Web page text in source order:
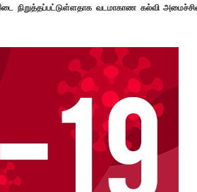
நிறுத்தப்பட்டுள்ளதாக வடமாகாண கல்வி